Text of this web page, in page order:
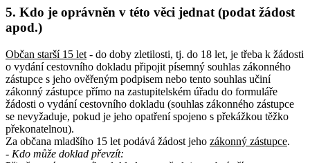
5. Kdo je oprávněn v této věci jednat (podat žádost
apod.)
Občan starší 15 let - do doby zletilosti, tj. do 18 let, je třeba k žádosti
o vydání cestovního dokladu připojit písemný souhlas zákonného
zástupce s jeho ověřeným podpisem nebo tento souhlas učiní
zákonný zástupce přímo na zastupitelském úřadu do formuláře
žádosti o vydání cestovního dokladu (souhlas zákonného zástupce
se nevyžaduje, pokud je jeho opatření spojeno s překážkou těžko
překonatelnou).
Za občana mladšího 15 let podává žádost jeho zákonný zástupce.
- Kdo může doklad převzít: